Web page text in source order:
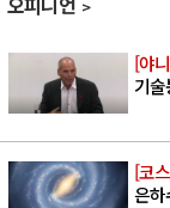
[야
기
[코
은